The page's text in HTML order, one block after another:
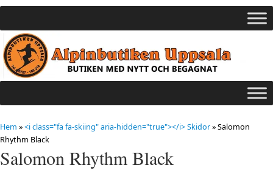
Hem »<i class="fa fa-skiing" aria-hidden="true"></i> Skidor»Salomon
Rhythm Black
Salomon Rhythm Black